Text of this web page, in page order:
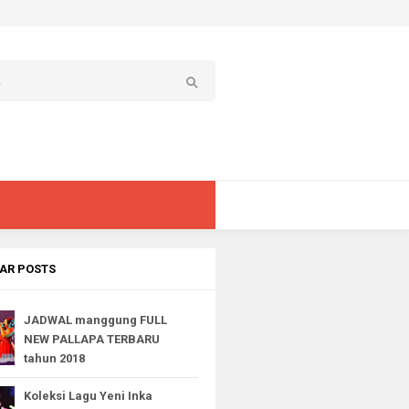
POSTS
JADWAL manggung FULL
NEW PALLAPA TERBARU
tahun 2018
Koleksi Lagu Yeni Inka